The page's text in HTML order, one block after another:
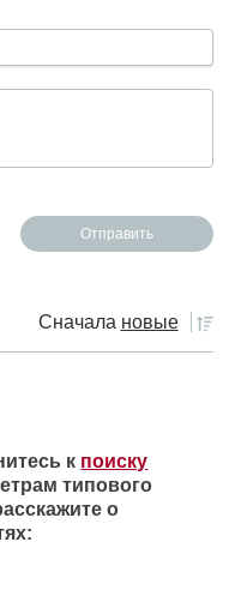
Сначала новые
к поиску
типового
о